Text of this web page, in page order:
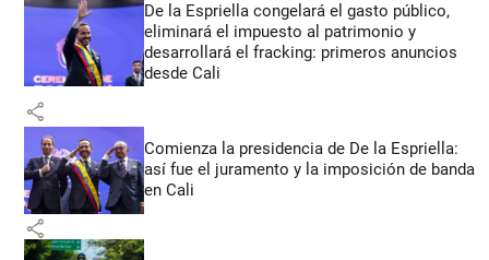
De la Espriella congelará el gasto público,
eliminará el impuesto al patrimonio y
desarrollará el fracking: primeros anuncios
desde Cali
share
Comienza la presidencia de De la Espriella:
así fue el juramento y la imposición de banda
en Cali
share